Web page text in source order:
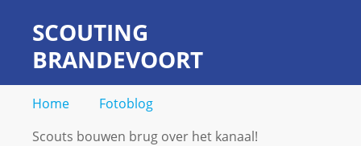
SCOUTING
BRANDEVOORT
midden in de wijk
Home
Fotoblog
Scouts bouwen brug over het kanaal!